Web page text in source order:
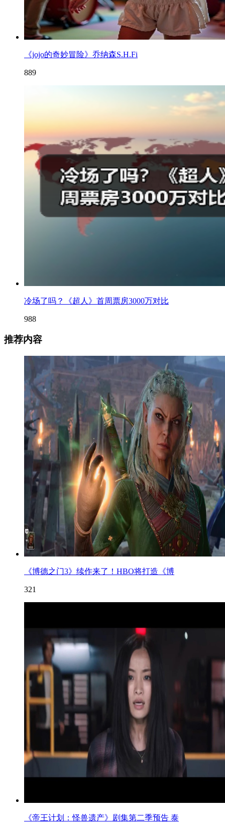
《jojo的奇妙冒险》乔纳森S.H.Fi
889
冷场了吗？《超人》首周票房3000万对比
988
推荐内容
《博德之门3》续作来了！HBO将打造《博
321
《帝王计划：怪兽遗产》剧集第二季预告 泰